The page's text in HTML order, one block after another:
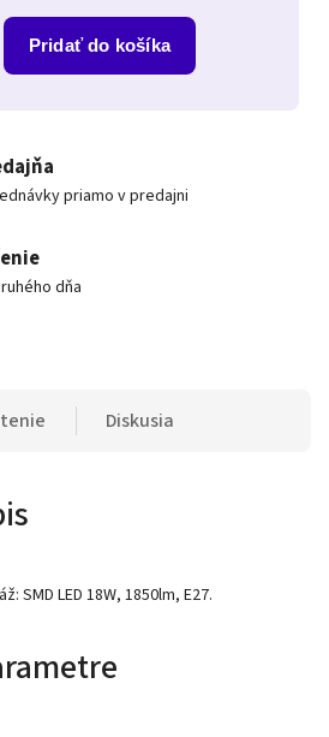
Pridať do košíka
priamo v predajni
dňa
Diskusia
SMD LED 18W, 1850lm, E27.